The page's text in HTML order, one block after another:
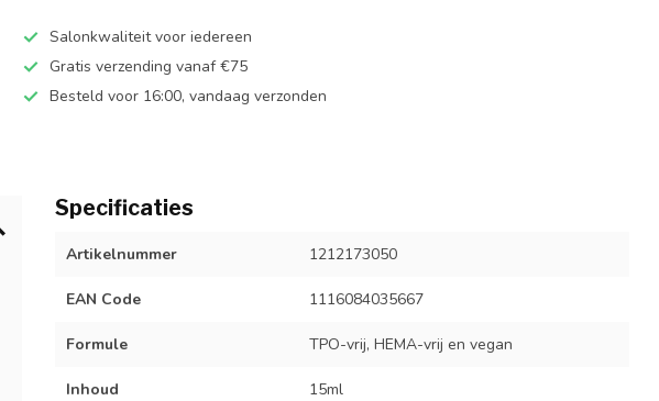
Salonkwaliteit voor iedereen
Gratis verzending vanaf €75
Besteld voor 16:00, vandaag verzonden
Specificaties
Artikelnummer 1212173050
EAN Code 1116084035667
Formule TPO-vrij, HEMA-vrij en vegan
Inhoud 15ml